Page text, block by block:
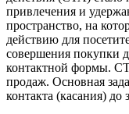
привлечения и
пространство, на
действию для
совершения покупки
контактной формы.
продаж. Основная
контакта (касания)